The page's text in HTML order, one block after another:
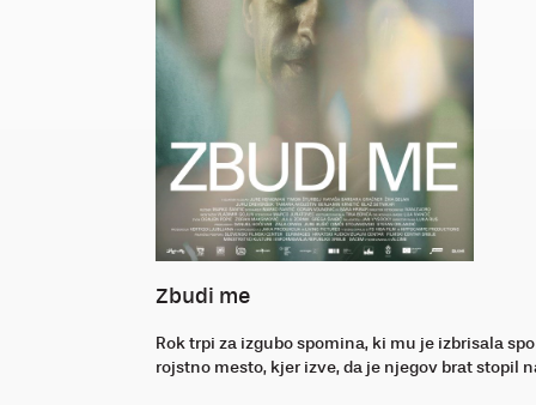
Zbudi me
Rok trpi za izgubo spomina, ki mu je izbrisala
rojstno mesto, kjer izve, da je njegov brat stopil